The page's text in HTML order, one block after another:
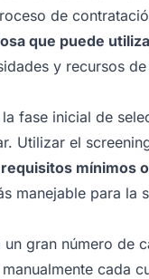
de
que puede
y recursos
fase inicial de
Utilizar el
mínimos
manejable para la
gran número de
manualmente cada